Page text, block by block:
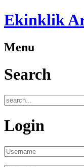
Ekinklik
Menu
Search
Login